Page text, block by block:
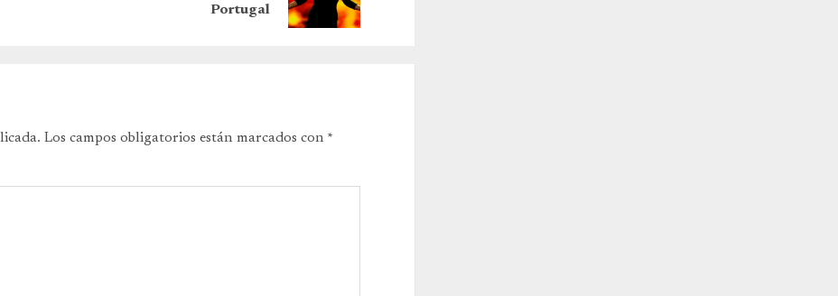
Portugal
Los campos obligatorios están marcados con *